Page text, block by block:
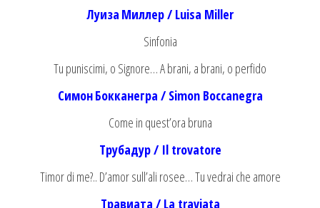
Луиза Миллер/ Luisa Miller
Sinfonia
Tu puniscimi, o Signore… A brani, a brani, o perfido
СимонБокканегра / Simon Boccanegra
Come in quest’ora bruna
Трубадур/ Il trovatore
Timor di me?.. D’amor sull’ali rosee… Tu vedrai che amore
Травиата / La traviata